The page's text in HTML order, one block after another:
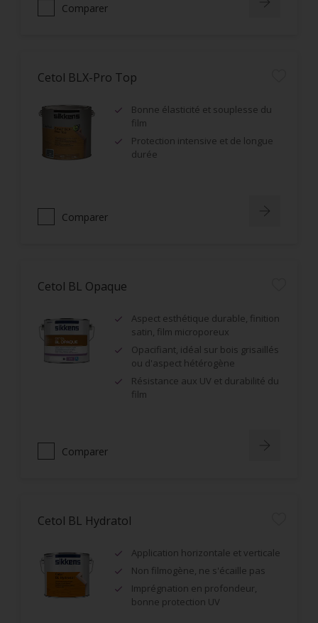
Comparer
Cetol BLX-Pro Top
Bonne élasticité et souplesse du
film
Protection intensive et de longue
durée
Comparer
Cetol BL Opaque
Aspect esthétique durable, finition
satin, film microporeux
Opacifiant, idéal sur bois grisaillés
ou d'aspect hétérogène
Résistance aux UV et durabilité du
film
Comparer
Cetol BL Hydratol
Application horizontale et verticale
Non filmogène, ne s'écaille pas
Imprégnation en profondeur,
bonne protection UV